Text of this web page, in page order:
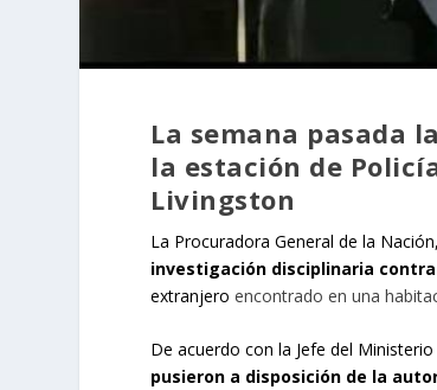
La semana pasada
la estación de
Livingston
La Procuradora General de la
investigación disciplinaria
extranjeroencontrado en una
De acuerdo con la Jefe del
pusieron a disposición de la